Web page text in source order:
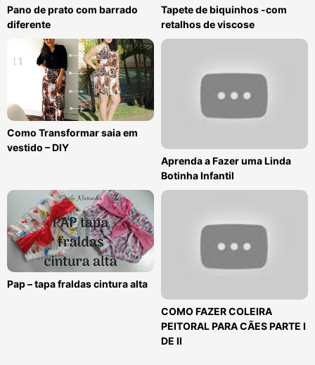
Pano de prato com barrado
diferente
Tapete de biquinhos -com
retalhos de viscose
Como Transformar saia em
vestido – DIY
Aprenda a Fazer uma Linda
Botinha Infantil
Pap – tapa fraldas cintura alta
COMO FAZER COLEIRA
PEITORAL PARA CÃES PARTE I
DE II